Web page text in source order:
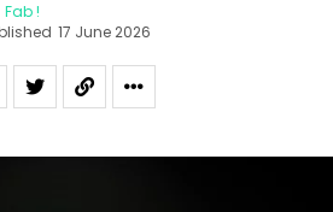
Fab !
17 June 2026